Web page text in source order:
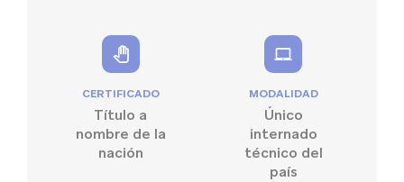
CERTIFICADO
Título a
nombre de la
nación
MODALIDAD
Único
internado
técnico del
país